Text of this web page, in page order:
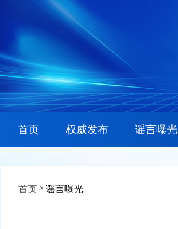
首页 权威发布 谣言曝光
首页 > 谣言曝光